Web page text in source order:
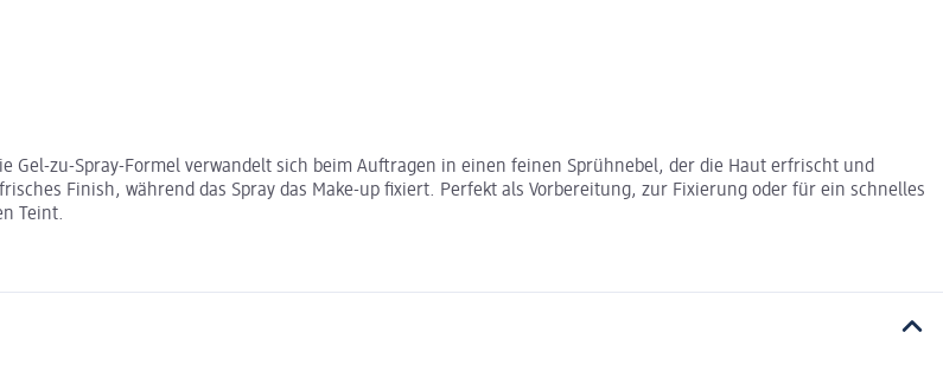
Gel-zu-Spray-Formel verwandelt sich beim Auftragen in einen feinen Sprühnebel, der die Haut erfrischt und
Finish, während das Spray das Make-up fixiert. Perfekt als Vorbereitung, zur Fixierung oder für ein schnelles
Teint.